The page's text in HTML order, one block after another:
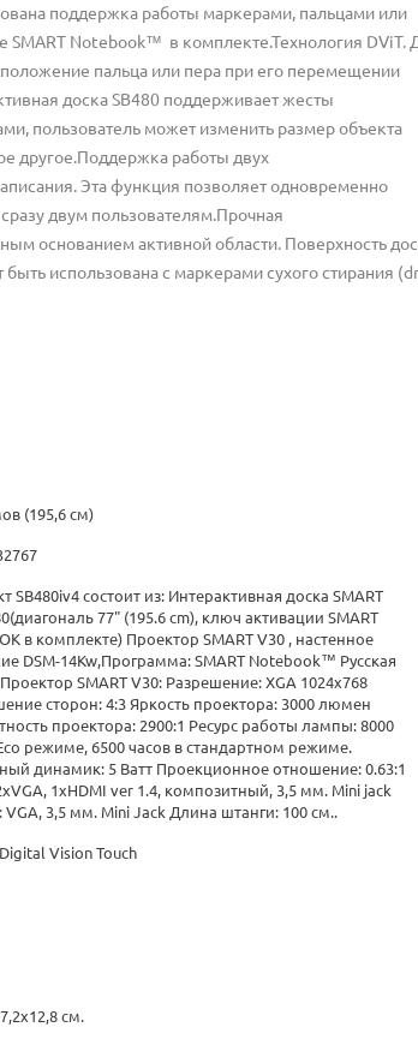
поддержка работы маркерами, пальцами или
SMART Notebook™ в комплекте.Технология DViT.
пальца или пера при его перемещении
доска SB480 поддерживает жесты
пользователь может изменить размер объекта
другое.Поддержка работы двух
Эта функция позволяет одновременно
двум пользователям.Прочная
основанием активной области. Поверхность
использована с маркерами сухого стирания
(195,6 см)
SB480iv4 состоит из: Интерактивная доска SMART
77" (195.6 cm), ключ активации SMART
в комплекте) Проектор SMART V30 , настенное
DSM-14Kw,Программа: SMART Notebook™ Русская
SMART V30: Разрешение: XGA 1024x768
сторон: 4:3 Яркость проектора: 3000 люмен
проектора: 2900:1 Ресурс работы лампы: 8000
режиме, 6500 часов в стандартном режиме.
динамик: 5 Ватт Проекционное отношение: 0.63:1
1xHDMI ver 1.4, композитный, 3,5 мм. Mini jack
3,5 мм. Mini Jack Длина штанги: 100 см..
Vision Touch
см.